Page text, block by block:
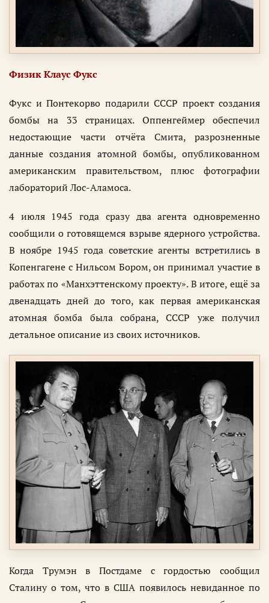
Физик Клаус Фукс
Фукс и Понтекорво подарили СССР проект создания
бомбы на 33 страницах. Оппенгеймер обеспечил
недостающие части отчёта Смита, разрозненные
данные создания атомной бомбы, опубликованном
американским правительством, плюс фотографии
лабораторий Лос-Аламоса.
4 июля 1945 года сразу два агента одновременно
сообщили о готовящемся взрыве ядерного устройства.
В ноябре 1945 года советские агенты встретились в
Копенгагене с Нильсом Бором, он принимал участие в
работах по «Манхэттенскому проекту». В итоге, ещё за
двенадцать дней до того, как первая американская
атомная бомба была собрана, СССР уже получил
детальное описание из своих источников.
Когда Трумэн в Постдаме с гордостью сообщил
Сталину о том, что в США появилось невиданное по